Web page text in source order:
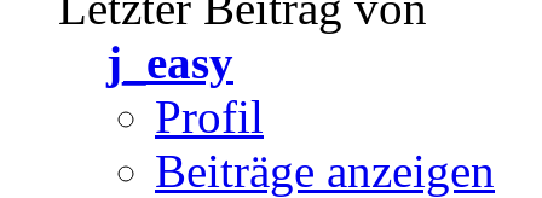
j_easy
Profil
Beiträge anzeigen